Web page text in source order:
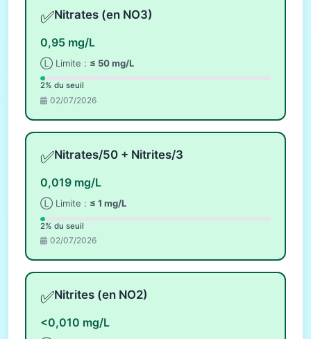
✅Nitrates (en NO3)
0,95 mg/L
Ⓛ Limite : ≤ 50 mg/L
2% du seuil
02/07/2026
✅Nitrates/50 + Nitrites/3
0,019 mg/L
Ⓛ Limite : ≤ 1 mg/L
2% du seuil
02/07/2026
✅Nitrites (en NO2)
<0,010 mg/L